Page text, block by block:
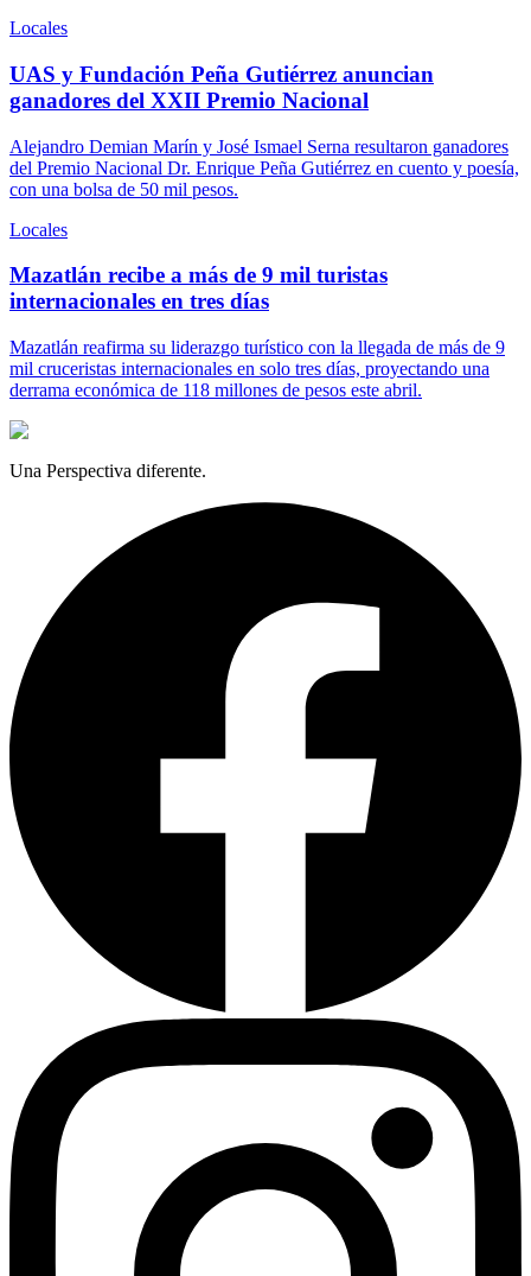
Locales
UAS y Fundación Peña Gutiérrez anuncian
ganadores del XXII Premio Nacional
Alejandro Demian Marín y José Ismael Serna resultaron ganadores
del Premio Nacional Dr. Enrique Peña Gutiérrez en cuento y poesía,
con una bolsa de 50 mil pesos.
Locales
Mazatlán recibe a más de 9 mil turistas
internacionales en tres días
Mazatlán reafirma su liderazgo turístico con la llegada de más de 9
mil cruceristas internacionales en solo tres días, proyectando una
derrama económica de 118 millones de pesos este abril.
Una Perspectiva diferente.